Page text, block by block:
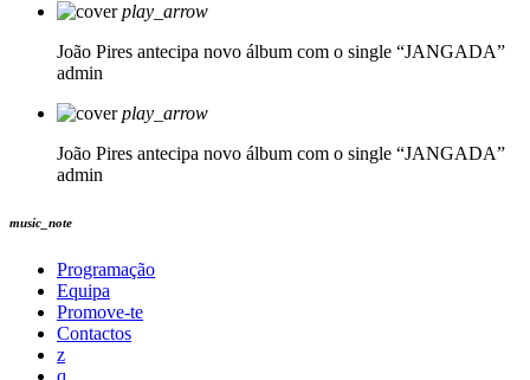
play_arrow
João Pires antecipa novo álbum com o single “JANGADA”
admin
play_arrow
João Pires antecipa novo álbum com o single “JANGADA”
admin
music_note
Programação
Equipa
Promove-te
Contactos